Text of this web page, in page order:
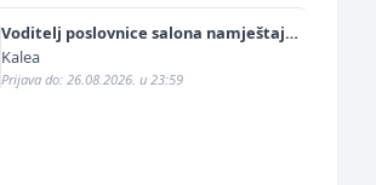
Voditelj poslovnice salona namještaja
(m/ž)
Kalea
Prijava do: 26.08.2026. u 23:59